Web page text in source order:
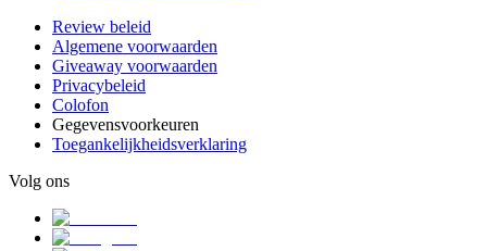
Review beleid
Algemene voorwaarden
Giveaway voorwaarden
Privacybeleid
Colofon
Gegevensvoorkeuren
Toegankelijkheidsverklaring
Volg ons